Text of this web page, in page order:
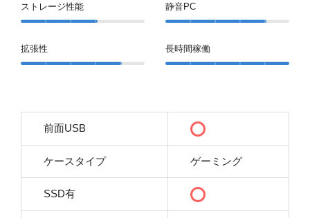
ストレージ性能
拡張性
静音PC
長時間稼働
前面USB
ケースタイプ ゲーミング
SSD有